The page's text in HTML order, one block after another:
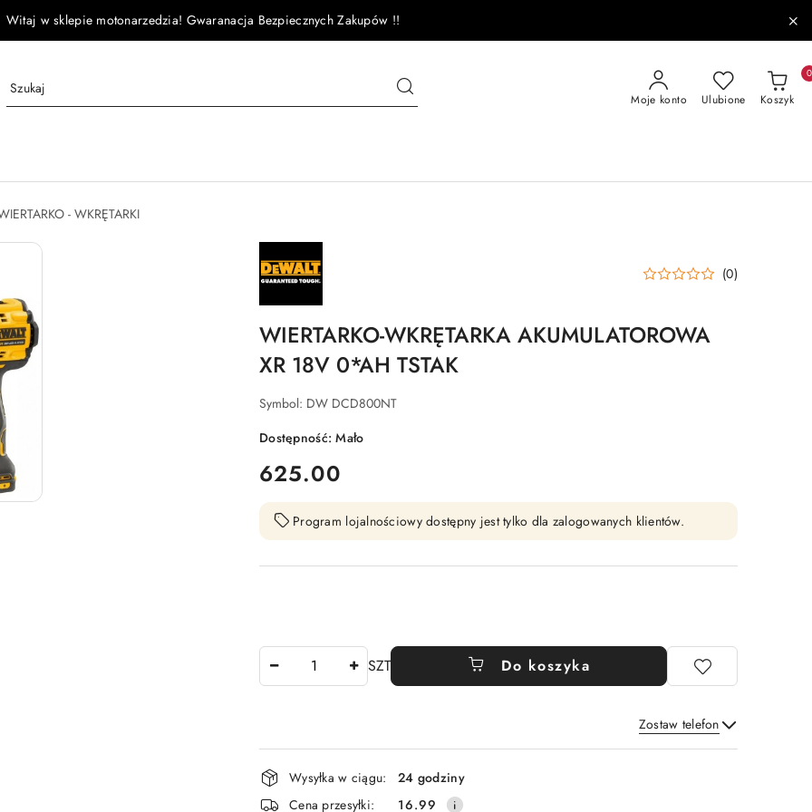
Witaj w sklepie motonarzedzia! Gwaranacja Bezpiecznych Zakupów !!
Moje konto Ulubione Koszyk
0
- WKRĘTARKI
NAZWA
PRODUCENTA:
DEWALT (0)
WIERTARKO-WKRĘTARKA AKUMULATOROWA
XR 18V 0*AH TSTAK
Symbol: DW DCD800NT
Dostępność:Mało
cena:
625.00
Program lojalnościowy dostępny jest tylko dla zalogowanych klientów.
SZT Do koszyka
Zostaw telefon
Wyślij
Dostępność
i
Wysyłka w ciągu:
24 godziny
Cena przesyłki:
16.99